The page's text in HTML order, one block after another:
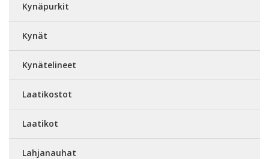
Kynäpurkit
Kynät
Kynätelineet
Laatikostot
Laatikot
Lahjanauhat